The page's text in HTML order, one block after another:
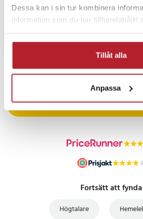
Dessa kan i sin tur kombinera
information som du har tillhandahållit
Tillåt alla
Anpassa
PRISGARANTI
UTFÖRSÄLJNING
Fortsätt att fynda
Högtalare